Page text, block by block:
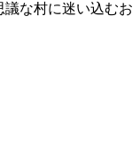
議な村に迷い込むお